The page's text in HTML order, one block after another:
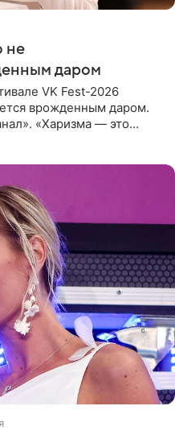
не
даром
VK Fest-2026
врожденным даром.
«Харизма — это